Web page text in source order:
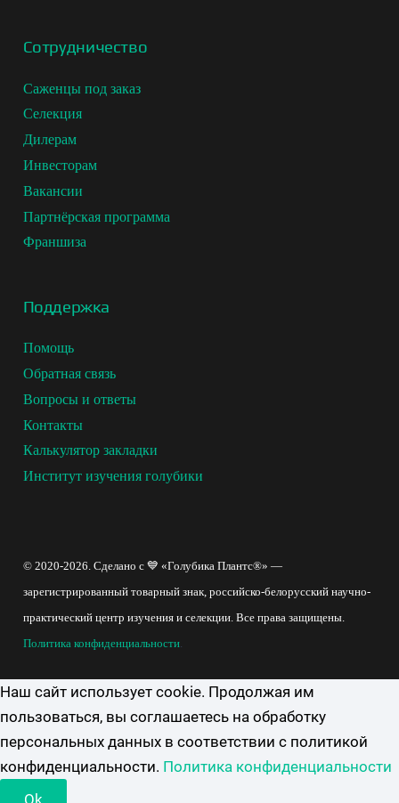
Сотрудничество
Саженцы под заказ
Селекция
Дилерам
Инвесторам
Вакансии
Партнёрская программа
Франшиза
Поддержка
Помощь
Обратная связь
Вопросы и ответы
Контакты
Калькулятор закладки
Институт изучения голубики
© 2020-2026. Сделано с 💙 «Голубика Плантс®» —
зарегистрированный товарный знак, российско-белорусский научно-
практический центр изучения и селекции. Все права защищены.
Политика конфиденциальности.
Наш сайт использует cookie. Продолжая им
пользоваться, вы соглашаетесь на обработку
персональных данных в соответствии с политикой
конфиденциальности. Политика конфиденциальности